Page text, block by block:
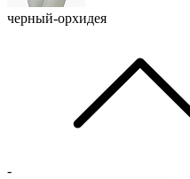
черный-орхидея
-